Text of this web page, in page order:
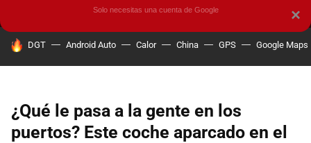
COCHES ELÉCTRICOS OBSERVATORIO
HOY SE HABLA DE
DGT Android Auto Calor China GPS Google Maps
¿Qué le pasa a la gente en los
puertos? Este coche aparcado en el
×
Solo necesitas una cuenta de Google